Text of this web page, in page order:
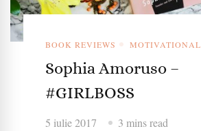
BOOK REVIEWS MOTIVATIONAL
Sophia Amoruso –
#GIRLBOSS
5 iulie 2017 3 mins read